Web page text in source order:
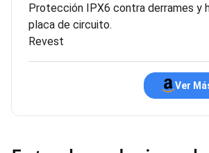
Protección IPX6 contra derrames y
placa de circuito.
Revest
Ver